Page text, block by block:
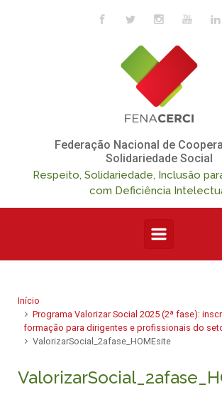
Skip to main content
Federação Nacional de
Solidariedade Social
Respeito, Solidariedade, Inclusão
com Deficiência
Início
Programa Valorizar Social 2025 (2ª fase):
formação para dirigentes e profissionais do
ValorizarSocial_2afase_HOMEsite